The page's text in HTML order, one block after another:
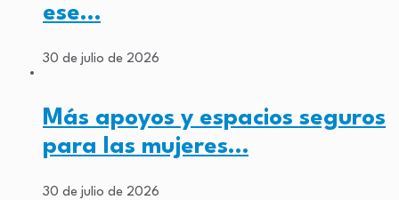
ese…
30 de julio de 2026
Más apoyos y espacios seguros
para las mujeres…
30 de julio de 2026